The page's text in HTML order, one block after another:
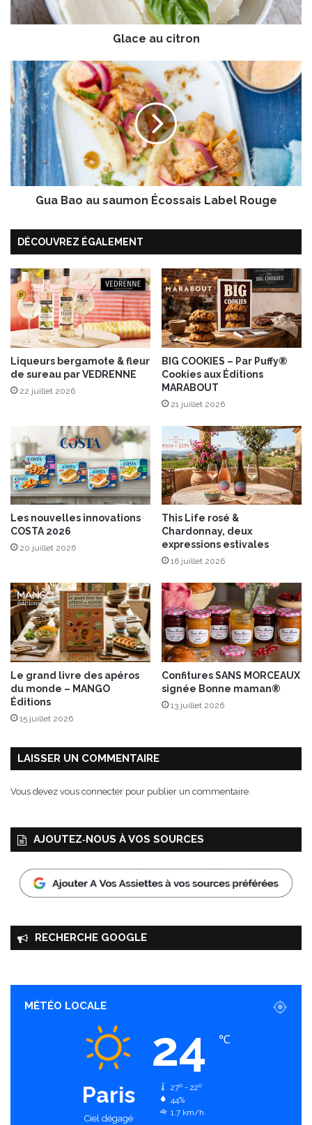
c
i
o
n
Glace au citron
G
u
a
B
a
o
a
u
s
m
É
c
s
s
a
s
L
l
R
o
u
g
e
Gua Bao au saumon Écossais Label Rouge
DÉCOUVREZ ÉGALEMENT
Liqueurs bergamote & fleur
de sureau par VEDRENNE
22 juillet 2026
BIG COOKIES – Par Puffy®
Cookies aux Éditions
MARABOUT
21 juillet 2026
Les nouvelles innovations
COSTA 2026
20 juillet 2026
This Life rosé &
Chardonnay, deux
expressions estivales
16 juillet 2026
Le grand livre des apéros
du monde – MANGO
Éditions
15 juillet 2026
Confitures SANS MORCEAUX
signée Bonne maman®
13 juillet 2026
LAISSER UN COMMENTAIRE
Vous devez vous connecter pour publier un commentaire.
AJOUTEZ‑NOUS À VOS SOURCES
RECHERCHE GOOGLE
MÉTÉO LOCALE
Paris
Ciel dégagé
24 ℃
27º - 22º
44%
1.7 km/h